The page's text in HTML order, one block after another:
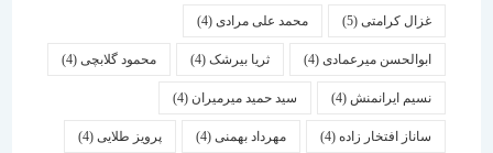
غزال کرامتی(5) محمد علی مرادی(4)
ابوالحسن میرعمادی(4) ثریا بیرشک(4) محمود گلابچی(4)
نسیم ایرانمنش(4) سید حمید میرمیران(4)
ساناز افتخار زاده(4) مهرداد بهمنی (4) پرویز طلایی(4)